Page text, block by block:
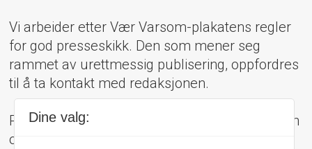
Vi arbeider etter Vær Varsom-plakatens regler
for god presseskikk. Den som mener seg
rammet av urettmessig publisering, oppfordres
til å ta kontakt med redaksjonen.
Pressens Faglige Utvalg (PFU) er et klageorgan
oppnevnt av Norsk Presseforbund som
Dine valg: